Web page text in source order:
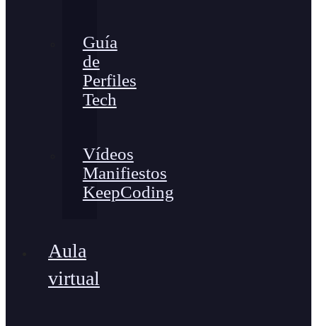
Guía
de
Perfiles
Tech
Vídeos
Manifiestos
KeepCoding
Aula
virtual